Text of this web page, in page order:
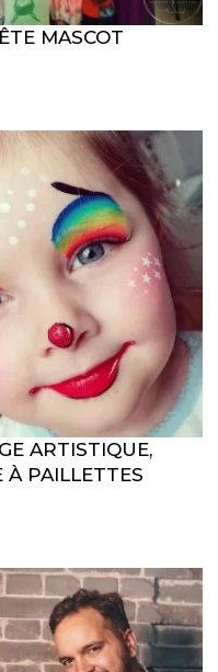
MASCOT
ARTISTIQUE,
À PAILLETTES